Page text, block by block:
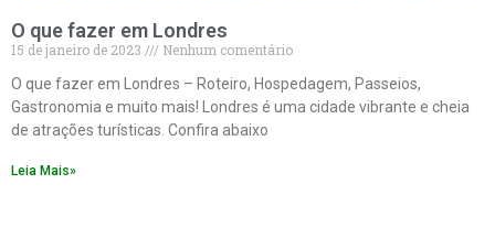
O que fazer em Londres
15 de janeiro de 2023
Nenhum comentário
O que fazer em Londres – Roteiro, Hospedagem, Passeios,
Gastronomia e muito mais! Londres é uma cidade vibrante e cheia
de atrações turísticas. Confira abaixo
Leia Mais»